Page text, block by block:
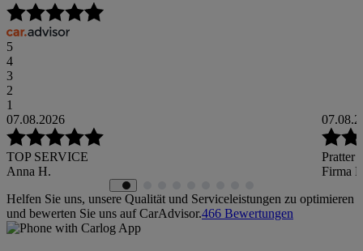
5
4
3
2
1
07.08.2026
TOP SERVICE
Anna H.
Pratter
Firma P.
Helfen Sie uns, unsere Qualität und Serviceleistungen zu optimieren
und bewerten Sie uns auf CarAdvisor.466 Bewertungen